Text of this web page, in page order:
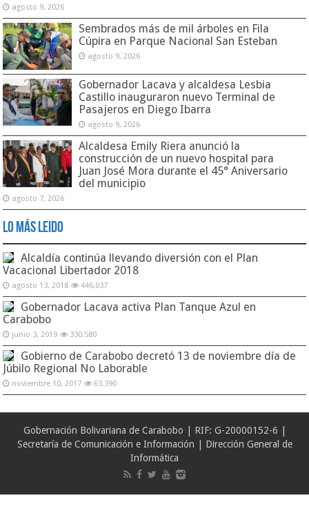
agosto 9, 2026
Sembrados más de mil árboles en Fila
Cúpira en Parque Nacional San Esteban
agosto 9, 2026
Gobernador Lacava y alcaldesa Lesbia
Castillo inauguraron nuevo Terminal de
Pasajeros en Diego Ibarra
agosto 9, 2026
Alcaldesa Emily Riera anunció la
construcción de un nuevo hospital para
Juan José Mora durante el 45° Aniversario
del municipio
agosto 7, 2026
Lo Más Leido
Alcaldía continúa llevando diversión con el Plan
Vacacional Libertador 2018
agosto 13, 2018 446,037
Gobernador Lacava activa Plan Tanque Azul en
Carabobo
junio 3, 2019 330,580
Gobierno de Carabobo decretó 13 de noviembre día de
Júbilo Regional No Laborable
noviembre 10, 2017 63,390
Gobernación Bolivariana de Carabobo | RIF: G-20000152-6 |
Secretaría de Comunicación e Información | Dirección General de
Informática